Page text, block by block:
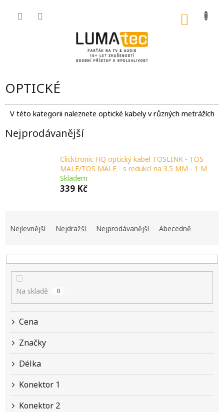
OPTICKÉ
V této kategorii naleznete optické kabely v různých metrážích
Nejprodávanější
Clicktronic HQ optický kabel TOSLINK - TOS
MALE/TOS MALE - s redukcí na 3.5 MM - 1 M
Skladem
339 Kč
n
Nejlevnější Nejdražší Nejprodávanější Abecedně
Na skladě 0
Cena
Značky
Délka
Konektor 1
Konektor 2